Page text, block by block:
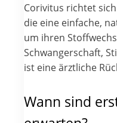
Corivitus richtet
die eine einfache,
um ihren
Schwangerschaft,
ist eine ärztliche
Wann sind